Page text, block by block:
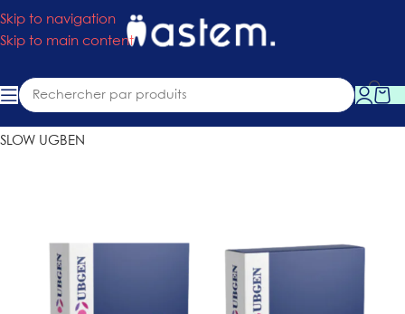
Skip to navigation
Skip to main content
SLOW UGBEN